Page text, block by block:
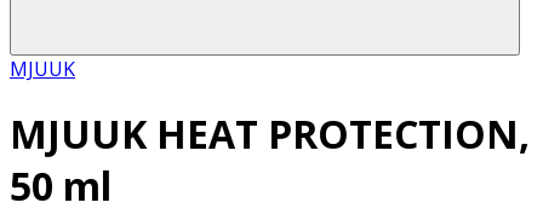
MJUUK
MJUUK HEAT PROTECTION,
50 ml